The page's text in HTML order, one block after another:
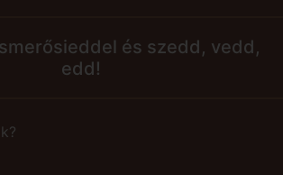
és szedd, vedd,
edd!